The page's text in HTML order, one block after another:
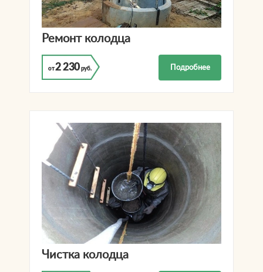
Ремонт колодца
от2 230 руб. Подробнее
Чистка колодца